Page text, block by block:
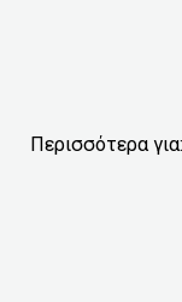
Περισσότερα για: